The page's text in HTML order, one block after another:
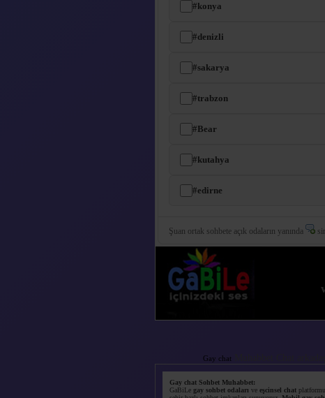
#konya
#denizli
#sakarya
#trabzon
#Bear
#kutahya
#edirne
Şuan ortak sohbete açık odaların yanında
Gay chat
Gay chat Sohbet Muhabbet:
GaBiLe gay sohbet odaları ve eşcinsel chat